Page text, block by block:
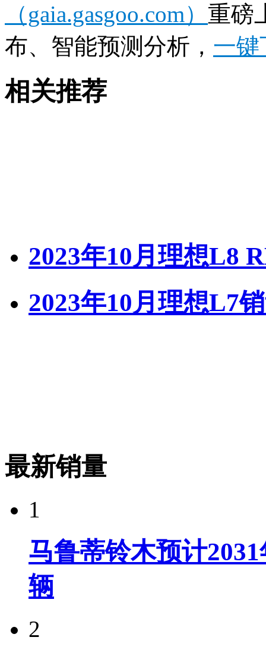
（gaia.gasgoo.com） 重磅
布、智能预测分析， 一键
相关推荐
2023年10月理想L8
2023年10月理想L7
最新销量
1
马鲁蒂铃木预计
辆
2